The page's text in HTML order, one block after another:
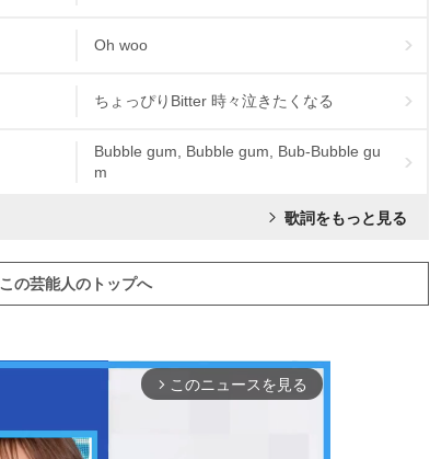
Oh woo
ちょっぴりBitter 時々泣きたくなる
Bubble gum, Bubble gum, Bub-Bubble gu
m
歌詞をもっと見る
この芸能人のトップへ
arrow_forward_ios このニュースを見る